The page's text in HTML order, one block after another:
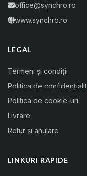
office@synchro.ro
www.synchro.ro
LEGAL
Termeni și condiții
Politica de
Politica de cookie-uri
Livrare
Retur și anulare
LINKURI RAPIDE